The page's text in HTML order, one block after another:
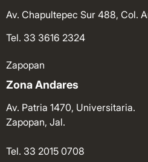
Av. Chapultepec Sur 488, Col.
Tel. 33 3616 2324
Zapopan
Zona Andares
Av. Patria 1470, Universitaria.
Zapopan, Jal.
Tel. 33 2015 0708